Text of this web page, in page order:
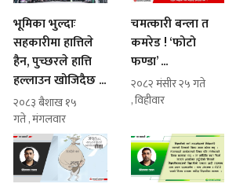
भूमिका भुल्दाः
सहकारीमा हात्तिले
हैन, पुच्छरले हात्ति
हल्लाउन खोजिदैछ ...
२०८३ बैशाख १५
गते , मंगलवार
चमत्कारी बन्ला त
कमरेड ! ‘फोटो
फण्डा’ ...
२०८२ मंसीर २५ गते
, विहीवार